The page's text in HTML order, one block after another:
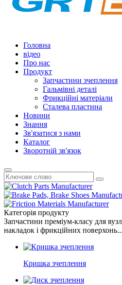
Головна
відео
Про нас
Продукт
Запчастини зчеплення
Гальмівні деталі
Фрикційні матеріали
Сталева пластина
Новини
Знання
Зв'язатися з нами
Каталог
Зворотній зв'язок
Категорія продукту
Запчастини преміум-класу для
накладок і фрикційних поверхонь...
Кришка зчеплення